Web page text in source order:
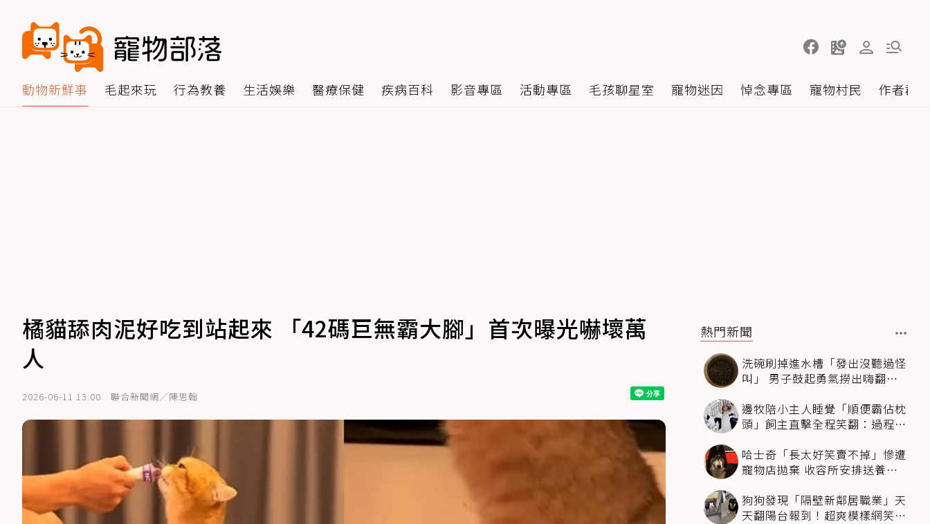
動物新鮮事 毛起來玩 行為教養 生活娛樂 醫療保健 疾病百科 影音專區 活動專區 毛孩聊星室 寵物迷因 悼念專區 寵物村民 作者群
橘貓舔肉泥好吃到站起來 「42碼巨無霸大腳」首次曝光嚇壞萬
人
2026-06-11 13:00 聯合新聞網／陳思翰
熱門新聞
洗碗刷掉進水槽「發出沒聽過怪
叫」 男子鼓起勇氣撈出嗨翻：
邊牧陪小主人睡覺「順便霸佔枕
頭」飼主直擊全程笑翻：過程絲
哈士奇「長太好笑賣不掉」慘遭
寵物店拋棄 收容所安排送養活
狗狗發現「隔壁新鄰居職業」天
天翻陽台報到！超爽模樣網笑